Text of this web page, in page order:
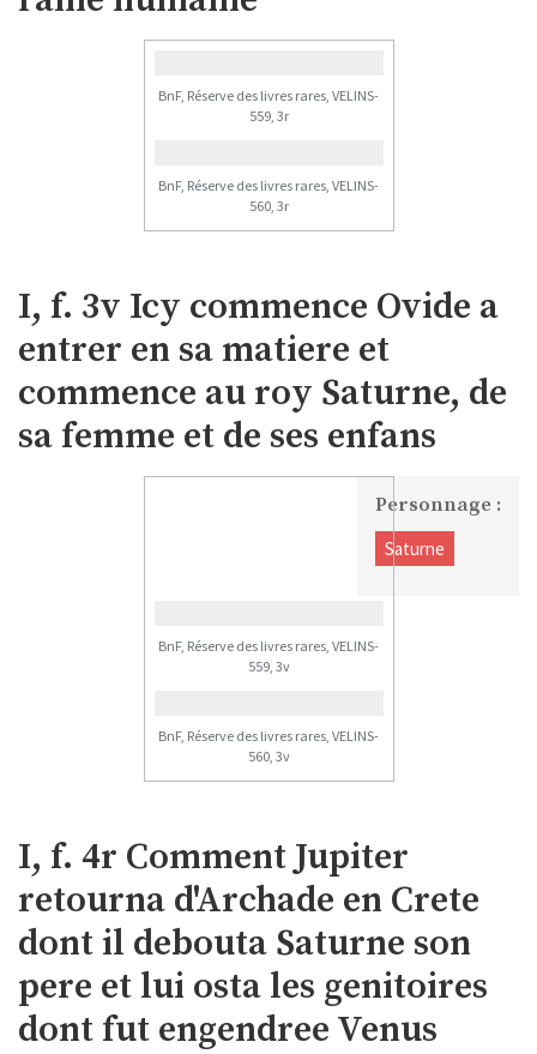
BnF, Réserve des livres rares, VELINS-
559, 3r
BnF, Réserve des livres rares, VELINS-
560, 3r
I, f. 3v Icy commence Ovide a
entrer en sa matiere et
commence au roy Saturne, de
sa femme et de ses enfans
Personnage :
Saturne
BnF, Réserve des livres rares, VELINS-
559, 3v
BnF, Réserve des livres rares, VELINS-
560, 3v
I, f. 4r Comment Jupiter
retourna d'Archade en Crete
dont il debouta Saturne son
pere et lui osta les genitoires
dont fut engendree Venus